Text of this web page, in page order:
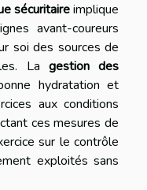
sécuritaireimplique
avant-coureurs
soi des sources de
La gestion des
hydratation et
aux conditions
ces mesures de
sur le contrôle
exploités sans